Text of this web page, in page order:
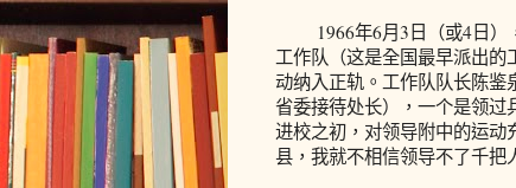
1966年6月3日（或4日）
工作队（这是全国最早派出
动纳入正轨。工作队队长陈鉴
省委接待处长），一个是领过
进校之初，对领导附中的运动
县，我就不相信领导不了千把